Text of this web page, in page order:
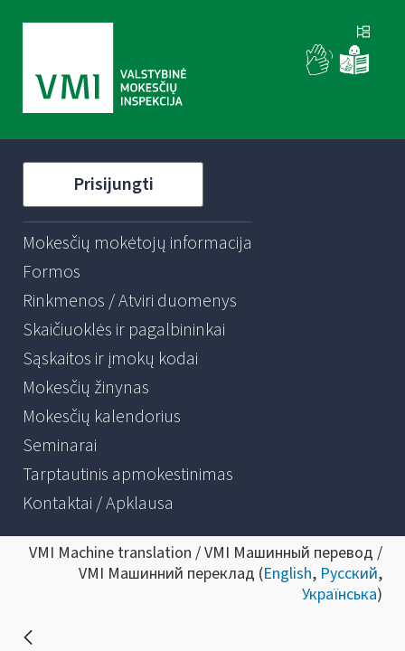
Prisijungti
Mokesčių mokėtojų informacija
Formos
Rinkmenos / Atviri duomenys
Skaičiuoklės ir pagalbininkai
Sąskaitos ir įmokų kodai
Mokesčių žinynas
Mokesčių kalendorius
Seminarai
Tarptautinis apmokestinimas
Kontaktai / Apklausa
VMI Machine translation / VMI Машинный перевод /
VMI Машинний переклад (English, Русский,
Українська)